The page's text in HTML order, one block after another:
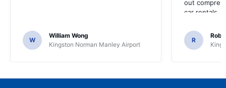
W
William Wong
Kingston Norman Manley Airport
out
car rentals.
R